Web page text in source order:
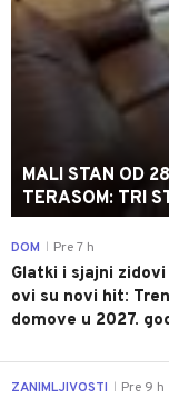
MALI STAN OD
TERASOM: TRI
DOM Pre 7 h
Glatki i sjajni
ovi su novi hit:
domove u 2027.
ZANIMLJIVOSTI Pre 9 h